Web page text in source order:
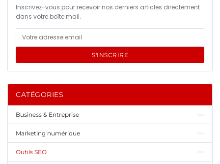
Inscrivez-vous pour recevoir nos derniers articles directement
dans votre boîte mail.
S'INSCRIRE
CATÉGORIES
Business & Entreprise
Marketing numérique
Outils SEO